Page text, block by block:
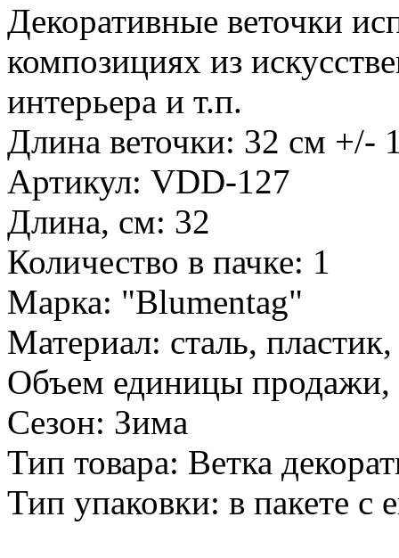
Декоративные веточки
композициях из
интерьера и т.п.
Длина веточки: 32 см +/-
Артикул: VDD-127
Длина, см: 32
Количество в пачке: 1
Марка: "Blumentag"
Материал: сталь,
Объем единицы продажи,
Сезон: Зима
Тип товара: Ветка
Тип упаковки: в пакете с